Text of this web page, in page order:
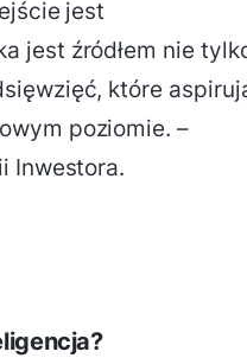
jest
jest źródłem nie
które
poziomie. –
Inwestora.